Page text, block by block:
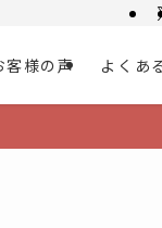
客様の声 よくあ